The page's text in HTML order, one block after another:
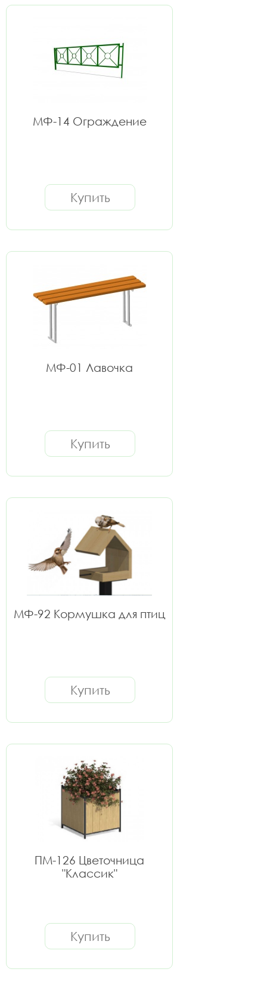
МФ-14 Ограждение
Купить
МФ-01 Лавочка
Купить
МФ-92 Кормушка для птиц
Купить
ПМ-126 Цветочница
"Классик"
Купить